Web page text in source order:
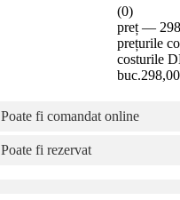
(0)
preț —
prețurile
costurile
buc.
Poate fi comandat online
Poate fi rezervat